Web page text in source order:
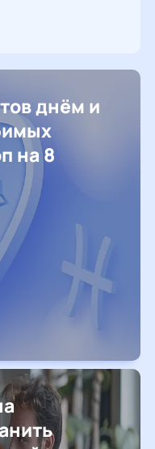
днём и
на 8